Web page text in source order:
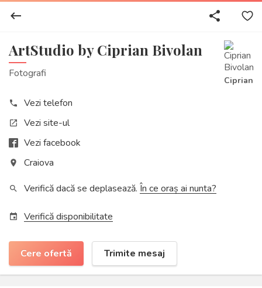
keyboard_backspace share
ArtStudio by Ciprian Bivolan
Fotografi
Ciprian
phone Vezi telefon
open_in_new
Vezi site-ul
Vezi facebook
place Craiova
search Verifică dacă se deplasează. În ce oraș ai nunta?
event Verifică disponibilitate
Cere ofertă Trimite mesaj